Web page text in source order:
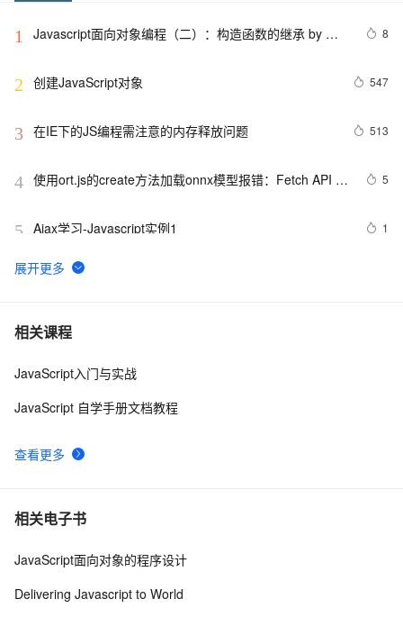
1
Javascript面向对象编程（二）：构造函数的继承 by 阮
8
2 创建JavaScript对象 547
3 在IE下的JS编程需注意的内存释放问题 513
4 使用ort.js的create方法加载onnx模型报错：Fetch API
5
5 Ajax学习-Javascript实例1 1
6
【01】完成新年倒计时页面-蛇年新年快乐倒计时领取礼
html5+div+CSS+JavaScript-优雅草卓伊凡-做一条关于新
年的代码分享给你们-为了C站的分拼一下子
7 JavaScript 技术篇-js获取表格元素tr、th、td相对于父节
8 JavaScript中的Math对象
相关课程
查看更多
JavaScript入门与实战
JavaScript 自学手册文档教程
相关电子书
JavaScript面向对象的程序设计
Delivering Javascript to World